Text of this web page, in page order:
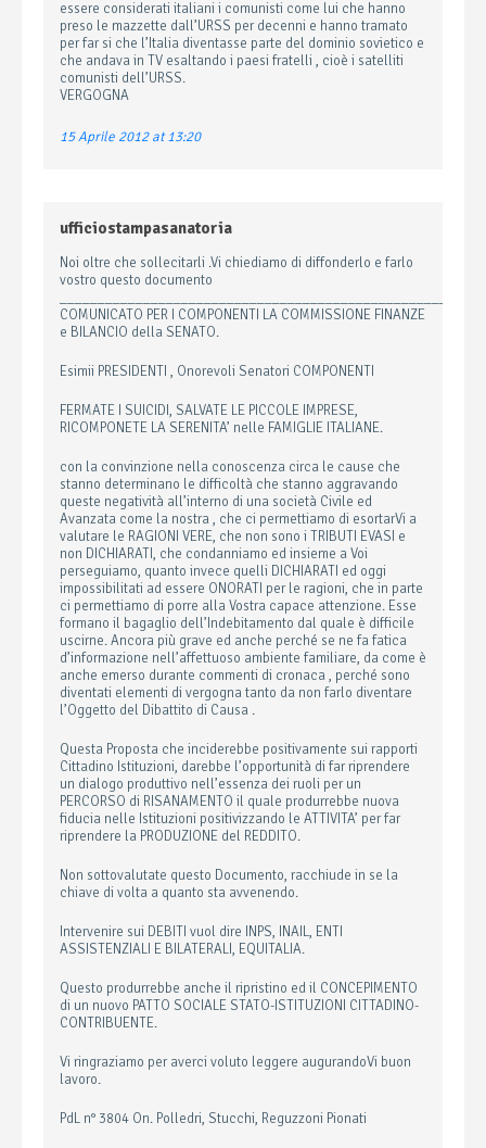
essere considerati italiani i comunisti come lui che hanno
preso le mazzette dall’URSS per decenni e hanno tramato
per far si che l’Italia diventasse parte del dominio sovietico e
che andava in TV esaltando i paesi fratelli , cioè i satelliti
comunisti dell’URSS.
VERGOGNA
15 Aprile 2012 at 13:20
ufficiostampasanatoria
Noi oltre che sollecitarli .Vi chiediamo di diffonderlo e farlo
vostro questo documento
COMUNICATO PER I COMPONENTI LA COMMISSIONE FINANZE
e BILANCIO della SENATO.
Esimii PRESIDENTI , Onorevoli Senatori COMPONENTI
FERMATE I SUICIDI, SALVATE LE PICCOLE IMPRESE,
RICOMPONETE LA SERENITA’ nelle FAMIGLIE ITALIANE.
con la convinzione nella conoscenza circa le cause che
stanno determinano le difficoltà che stanno aggravando
queste negatività all’interno di una società Civile ed
Avanzata come la nostra , che ci permettiamo di esortarVi a
valutare le RAGIONI VERE, che non sono i TRIBUTI EVASI e
non DICHIARATI, che condanniamo ed insieme a Voi
perseguiamo, quanto invece quelli DICHIARATI ed oggi
impossibilitati ad essere ONORATI per le ragioni, che in parte
ci permettiamo di porre alla Vostra capace attenzione. Esse
formano il bagaglio dell’Indebitamento dal quale è difficile
uscirne. Ancora più grave ed anche perché se ne fa fatica
d’informazione nell’affettuoso ambiente familiare, da come è
anche emerso durante commenti di cronaca , perché sono
diventati elementi di vergogna tanto da non farlo diventare
l’Oggetto del Dibattito di Causa .
Questa Proposta che inciderebbe positivamente sui rapporti
Cittadino Istituzioni, darebbe l’opportunità di far riprendere
un dialogo produttivo nell’essenza dei ruoli per un
PERCORSO di RISANAMENTO il quale produrrebbe nuova
fiducia nelle Istituzioni positivizzando le ATTIVITA’ per far
riprendere la PRODUZIONE del REDDITO.
Non sottovalutate questo Documento, racchiude in se la
chiave di volta a quanto sta avvenendo.
Intervenire sui DEBITI vuol dire INPS, INAIL, ENTI
ASSISTENZIALI E BILATERALI, EQUITALIA.
Questo produrrebbe anche il ripristino ed il CONCEPIMENTO
di un nuovo PATTO SOCIALE STATO-ISTITUZIONI CITTADINO-
CONTRIBUENTE.
Vi ringraziamo per averci voluto leggere augurandoVi buon
lavoro.
PdL n° 3804 On. Polledri, Stucchi, Reguzzoni Pionati